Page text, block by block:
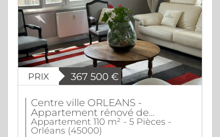
PRIX 367 500 €
Centre ville ORLEANS -
Appartement rénové de...
Appartement 110 m² - 5 Pièces -
Orléans (45000)